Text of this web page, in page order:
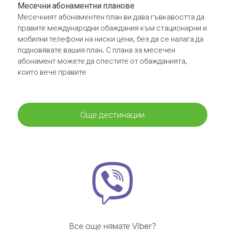
Месечни абонаментни планове
Месечният абонаментен план ви дава гъвкавостта да
правите международни обаждания към стационарни и
мобилни телефони на ниски цени, без да се налага да
подновявате вашия план. С плана за месечен
абонамент можете да спестите от обажданията,
които вече правите
Още дестинации
Все още нямате Viber?